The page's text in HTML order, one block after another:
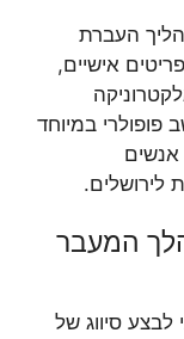
העברת
אישיים,
פופולרי במיוחד
אנשים
לירושלים.
המעבר
לבצע סיווג של